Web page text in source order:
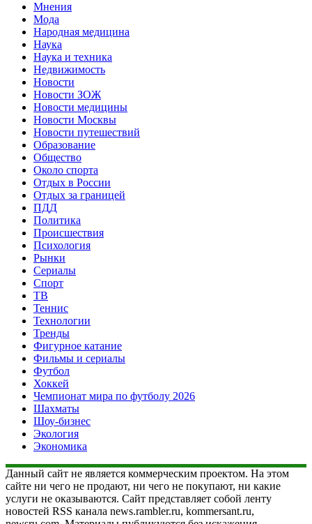
Мнения
Мода
Народная медицина
Наука
Наука и техника
Недвижимость
Новости
Новости ЗОЖ
Новости медицины
Новости Москвы
Новости путешествий
Образование
Общество
Около спорта
Отдых в России
Отдых за границей
ПДД
Политика
Происшествия
Психология
Рынки
Сериалы
Спорт
ТВ
Теннис
Технологии
Тренды
Фигурное катание
Фильмы и сериалы
Футбол
Хоккей
Чемпионат мира по футболу 2026
Шахматы
Шоу-бизнес
Экология
Экономика
Данный сайт не является коммерческим проектом. На этом
сайте ни чего не продают, ни чего не покупают, ни какие
услуги не оказываются. Сайт представляет собой ленту
новостей RSS канала news.rambler.ru, kommersant.ru,